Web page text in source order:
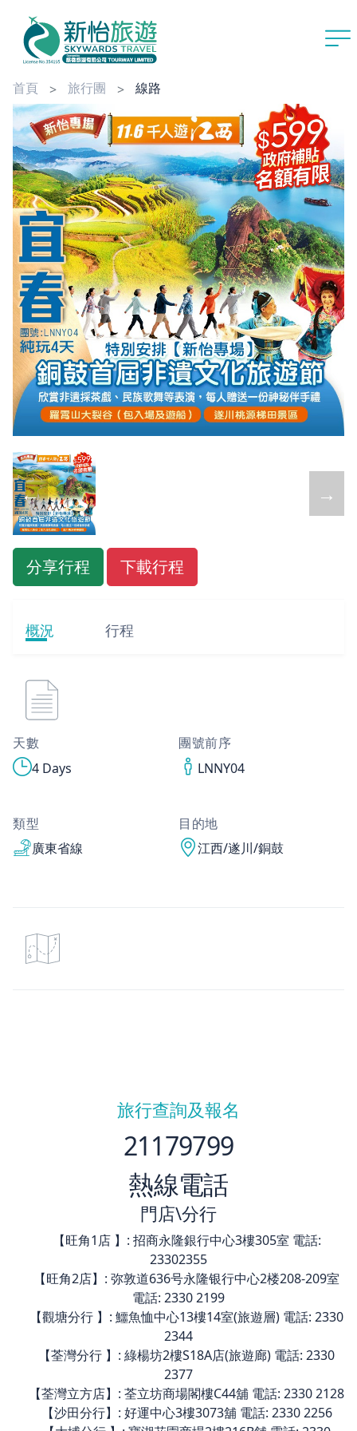
首頁 旅行團 線路
← →
分享行程 下載行程
概況 行程
天數
4 Days
團號前序
LNNY04
類型
廣東省線
目的地
江西/遂川/銅鼓
旅行查詢及報名
21179799
熱線電話
門店\分行
【旺角1店 】: 招商永隆銀行中心3樓305室 電話:
23302355
【旺角2店】: 弥敦道636号永隆银行中心2楼208-209室
電話: 2330 2199
【觀塘分行 】: 鱷魚恤中心13樓14室(旅遊層) 電話: 2330
2344
【荃灣分行 】: 綠楊坊2樓S18A店(旅遊廊) 電話: 2330
2377
【荃灣立方店】: 荃立坊商場閣樓C44舖 電話: 2330 2128
【沙田分行】: 好運中心3樓3073舖 電話: 2330 2256